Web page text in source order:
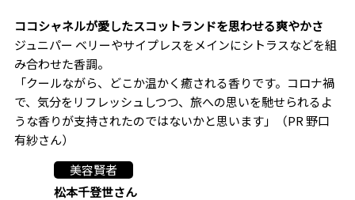
ココシャネルが愛したスコットランドを思わせる爽やかさ
ジュニパー ベリーやサイプレスをメインにシトラスなどを組
み合わせた香調。
「クールながら、どこか温かく癒される香りです。コロナ禍
で、気分をリフレッシュしつつ、旅への思いを馳せられるよ
うな香りが支持されたのではないかと思います」（PR 野口
有紗さん）
美容賢者
松本千登世さん